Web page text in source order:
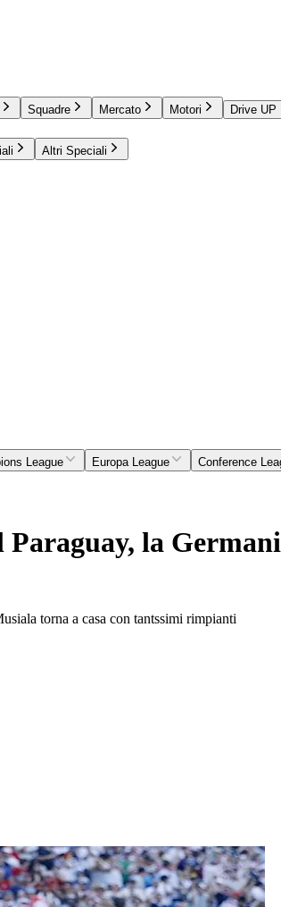
Squadre Mercato Motori Drive UP
Altri Speciali
League Europa League Conference
la
torna a casa con tantssimi rimpianti